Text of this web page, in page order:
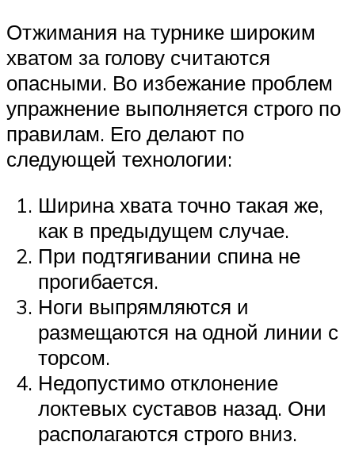
Отжимания на турнике широким
хватом за голову считаются
опасными. Во избежание проблем
упражнение выполняется строго по
правилам. Его делают по
следующей технологии:
Ширина хвата точно такая же,
как в предыдущем случае.
При подтягивании спина не
прогибается.
Ноги выпрямляются и
размещаются на одной линии с
торсом.
Недопустимо отклонение
локтевых суставов назад. Они
располагаются строго вниз.